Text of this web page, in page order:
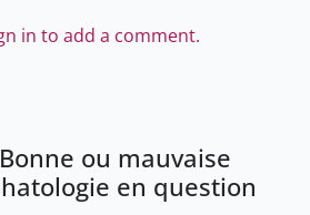
in to add a comment.
ou mauvaise
en question